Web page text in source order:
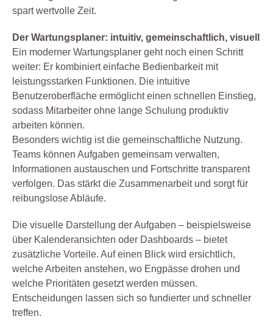
spart wertvolle Zeit.
Der Wartungsplaner: intuitiv, gemeinschaftlich, visuell
Ein moderner Wartungsplaner geht noch einen Schritt
weiter: Er kombiniert einfache Bedienbarkeit mit
leistungsstarken Funktionen. Die intuitive
Benutzeroberfläche ermöglicht einen schnellen Einstieg,
sodass Mitarbeiter ohne lange Schulung produktiv
arbeiten können.
Besonders wichtig ist die gemeinschaftliche Nutzung.
Teams können Aufgaben gemeinsam verwalten,
Informationen austauschen und Fortschritte transparent
verfolgen. Das stärkt die Zusammenarbeit und sorgt für
reibungslose Abläufe.
Die visuelle Darstellung der Aufgaben – beispielsweise
über Kalenderansichten oder Dashboards – bietet
zusätzliche Vorteile. Auf einen Blick wird ersichtlich,
welche Arbeiten anstehen, wo Engpässe drohen und
welche Prioritäten gesetzt werden müssen.
Entscheidungen lassen sich so fundierter und schneller
treffen.